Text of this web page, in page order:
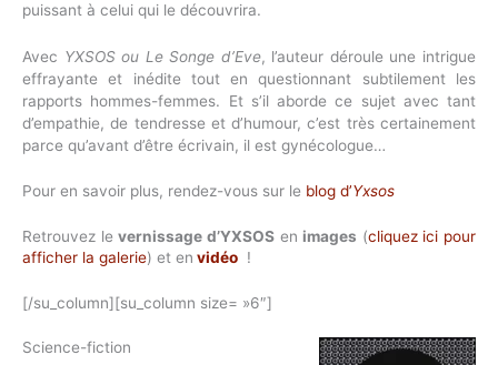
puissant à celui qui le découvrira.
Avec YXSOS ou Le Songe d’Eve, l’auteur déroule une intrigue
effrayante et inédite tout en questionnant subtilement les
rapports hommes-femmes. Et s’il aborde ce sujet avec tant
d’empathie, de tendresse et d’humour, c’est très certainement
parce qu’avant d’être écrivain, il est gynécologue…
Pour en savoir plus, rendez-vous sur le blog d’Yxsos
Retrouvez levernissage d’YXSOSen images (cliquez ici pour
afficher la galerie) et en vidéo !
[/su_column][su_column size= »6″]
Science-fiction